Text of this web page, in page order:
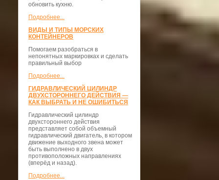
обновить кухню.
Подробнее...
ВИДЫ И ТИПЫ МОРСКИХ
КОНТЕЙНЕРОВ
Помогаем разобраться в
непонятных маркировках и сделать
правильный выбор
Подробнее...
ГИДРАВЛИЧЕСКИЙ ЦИЛИНДР
ДВУХСТОРОННЕГО ДЕЙСТВИЯ —
КАК ВЫБРАТЬ И НЕ ОШИБИТЬСЯ
Гидравлический цилиндр
двухстороннего действия
представляет собой объемный
гидравлический двигатель, в котором
движение выходного звена может
быть выполнено в двух
противоположных направлениях
(вперёд и назад).
Подробнее...